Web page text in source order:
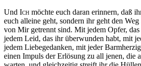
Und Ich möchte euch daran erinnern, daß
euch alleine geht, sondern ihr geht den
von Mir getrennt sind. Mit jedem Opfer,
jedem Leid, das ihr überwunden habt, mit
jedem Liebegedanken, mit jeder
einen Impuls der Erlösung zu all jenen, die